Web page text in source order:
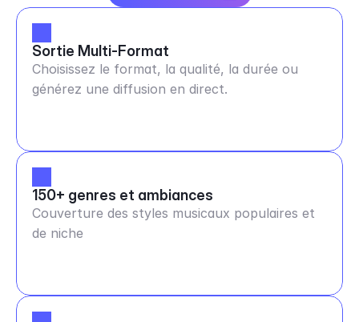
Sortie Multi-Format
Choisissez le format, la qualité, la durée ou
générez une diffusion en direct.
150+ genres et ambiances
Couverture des styles musicaux populaires et
de niche